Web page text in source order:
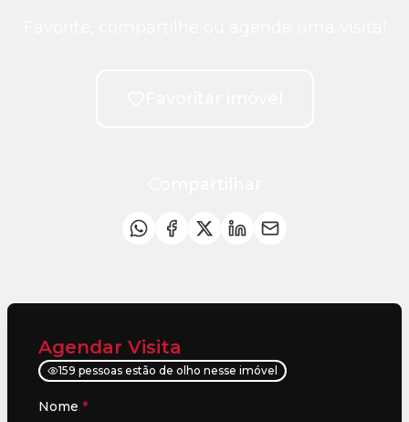
Agendar Visita
159 pessoas estão de olho nesse imóvel
Nome *